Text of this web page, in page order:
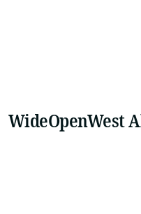
WideOpenWest